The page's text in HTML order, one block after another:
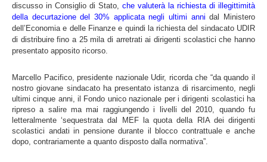
discusso in Consiglio di Stato, che valuterà la richiesta di illegittimità
della decurtazione del 30% applicata negli ultimi anni dal Ministero
dell’Economia e delle Finanze e quindi la richiesta del sindacato UDIR
di distribuire fino a 25 mila di arretrati ai dirigenti scolastici che hanno
presentato apposito ricorso.
Marcello Pacifico, presidente nazionale Udir, ricorda che “da quando il
nostro giovane sindacato ha presentato istanza di risarcimento, negli
ultimi cinque anni, il Fondo unico nazionale per i dirigenti scolastici ha
ripreso a salire ma mai raggiungendo i livelli del 2010, quando fu
letteralmente ‘sequestrata dal MEF la quota della RIA dei dirigenti
scolastici andati in pensione durante il blocco contrattuale e anche
dopo, contrariamente a quanto disposto dalla normativa”.